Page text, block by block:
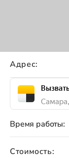
Стоимость:
Время работы:
Адрес: